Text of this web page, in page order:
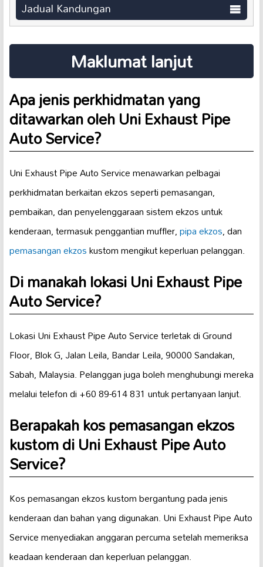
Jadual Kandungan
Maklumat lanjut
Apa jenis perkhidmatan yang
ditawarkan oleh Uni Exhaust Pipe
Auto Service?
Uni Exhaust Pipe Auto Service menawarkan pelbagai
perkhidmatan berkaitan ekzos seperti pemasangan,
pembaikan, dan penyelenggaraan sistem ekzos untuk
kenderaan, termasuk penggantian muffler,pipa ekzos, dan
pemasangan ekzoskustom mengikut keperluan pelanggan.
Di manakah lokasi Uni Exhaust Pipe
Auto Service?
Lokasi Uni Exhaust Pipe Auto Service terletak di Ground
Floor, Blok G, Jalan Leila, Bandar Leila, 90000 Sandakan,
Sabah, Malaysia. Pelanggan juga boleh menghubungi mereka
melalui telefon di +60 89-614 831 untuk pertanyaan lanjut.
Berapakah kos pemasangan ekzos
kustom di Uni Exhaust Pipe Auto
Service?
Kos pemasangan ekzos kustom bergantung pada jenis
kenderaan dan bahan yang digunakan. Uni Exhaust Pipe Auto
Service menyediakan anggaran percuma setelah memeriksa
keadaan kenderaan dan keperluan pelanggan.